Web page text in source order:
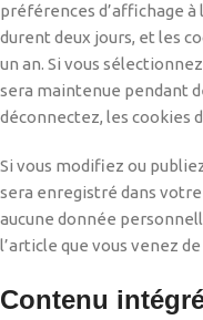
préférences d’affichage à
durent deux jours, et les
un an. Si vous
sera maintenue pendant
déconnectez, les cookies
Si vous modifiez ou
sera enregistré dans
aucune donnée
l’article que vous venez
Contenu